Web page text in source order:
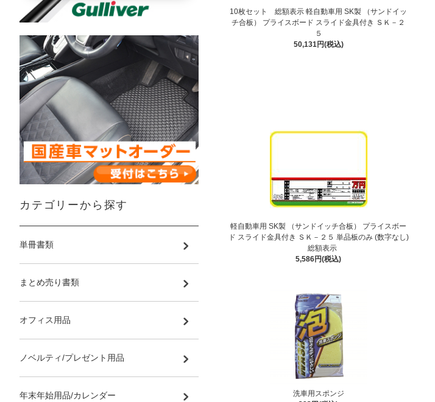
10枚セット 総額表示 軽自動車用 SK製 （サンドイッ
チ合板） プライスボード スライド金具付き ＳＫ－２
５
50,131円(税込)
軽自動車用 SK製 （サンドイッチ合板） プライスボー
ド スライド金具付き ＳＫ－２５ 単品板のみ (数字なし)
総額表示
5,586円(税込)
洗車用スポンジ
カテゴリーから探す
単冊書類
まとめ売り書類
オフィス用品
ノベルティ/プレゼント用品
年末年始用品/カレンダー